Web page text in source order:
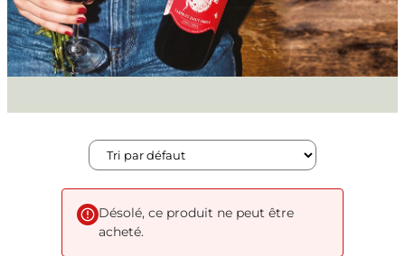
Désolé, ce produit ne peut être
acheté.